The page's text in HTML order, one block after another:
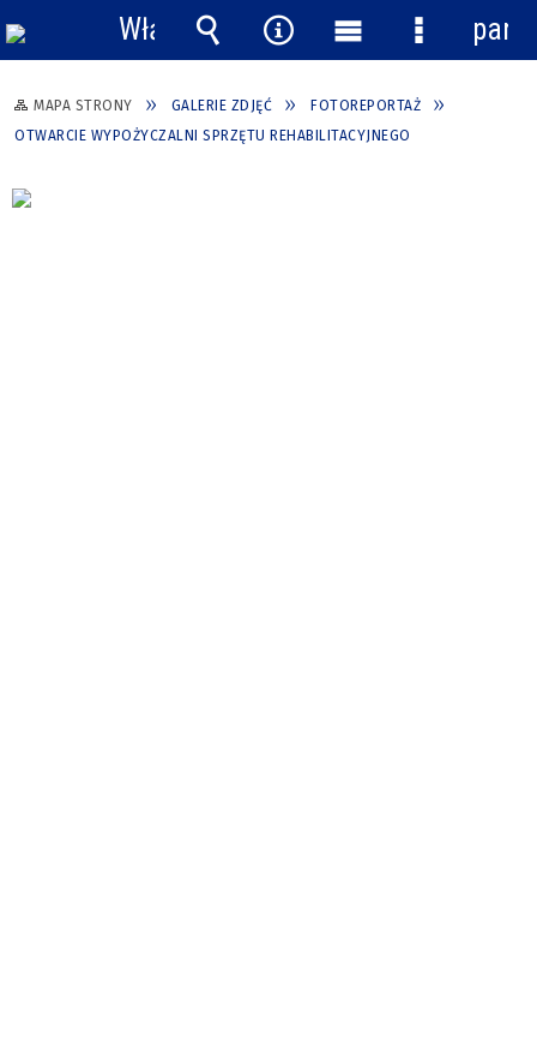
MAPA STRONY GALERIE ZDJĘĆ
FOTOREPORTAŻ
OTWARCIE WYPOŻYCZALNI SPRZĘTU REHABILITACYJNEGO
Włącz
powiadomienia
Wyszukiwarka
Narzędzia
Menu
główne
Menu
panel